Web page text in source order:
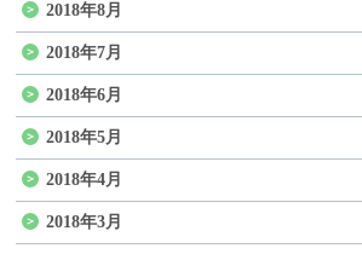
2018年8月
2018年7月
2018年6月
2018年5月
2018年4月
2018年3月